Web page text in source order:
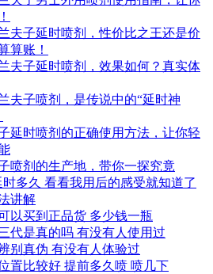
夫子延时喷剂，性价比之王还是价
算账！
夫子延时喷剂，效果如何？真实体
夫子喷剂，是传说中的“延时神
延时喷剂的正确使用方法，让你轻
喷剂的生产地，带你一探究竟
多久 看看我用后的感受就知道了
讲解
以买到正品货 多少钱一瓶
代是真的吗 有没有人使用过
别真伪 有没有人体验过
置比较好 提前多久喷 喷几下